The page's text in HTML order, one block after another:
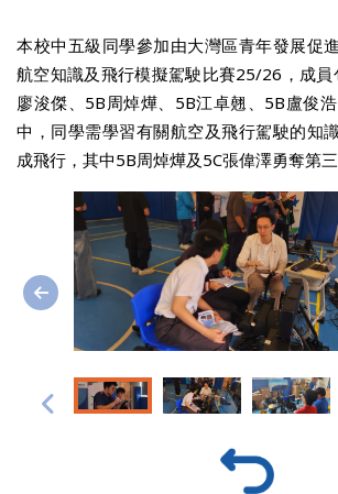
本校中五級同學參加由大灣區青年發展促
航空知識及飛行模擬駕駛比賽25/26，成
廖浚傑、5B周焯燁、5B江卓翹、5B盧俊
中，同學需學習有關航空及飛行駕駛的知
成飛行，其中5B周焯燁及5C張偉澤勇奪第三